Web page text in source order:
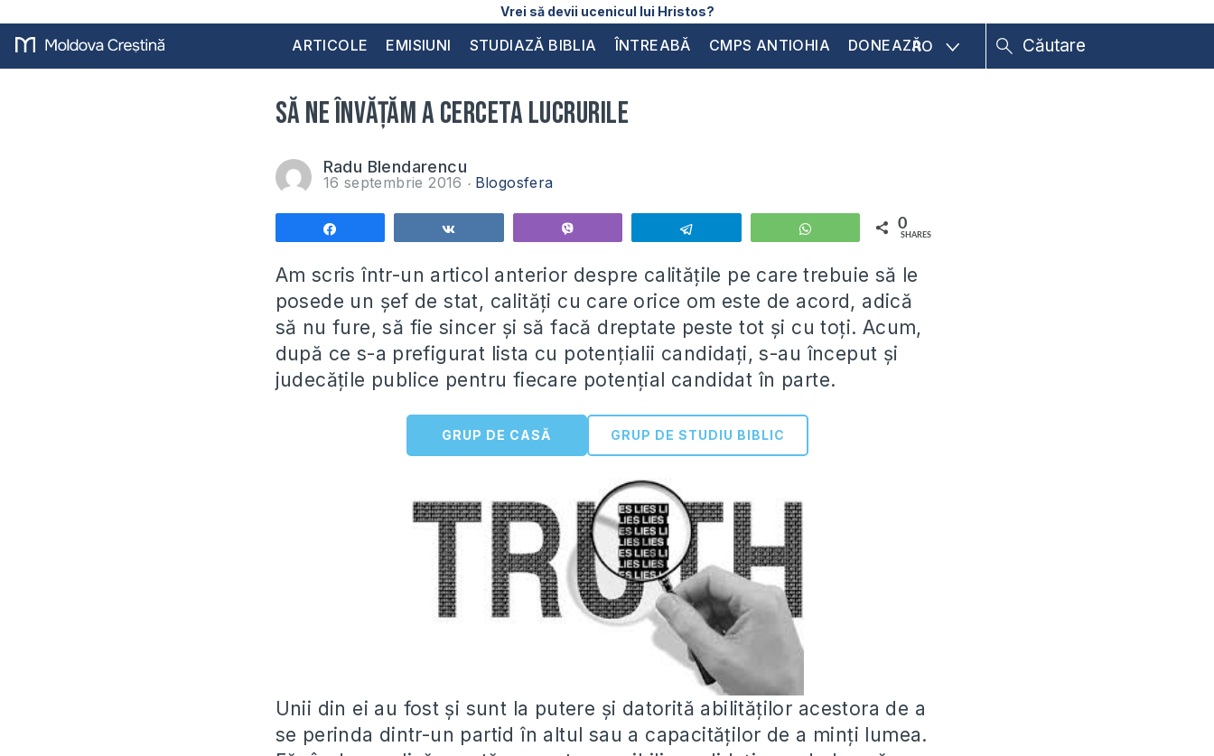
Vrei să devii ucenicul lui Hristos?
ARTICOLE EMISIUNI STUDIAZĂ BIBLIA ÎNTREABĂ CMPS ANTIOHIA DONEAZĂRO
Să ne învățăm a cerceta lucrurile
Radu Blendarencu
16 septembrie 2016 Blogosfera
WhatsApp 0
SHARES
Am scris într-un articol anterior despre calitățile pe care trebuie să le
posede un șef de stat, calități cu care orice om este de acord, adică
să nu fure, să fie sincer și să facă dreptate peste tot și cu toți. Acum,
după ce s-a prefigurat lista cu potențialii candidați, s-au început și
judecățile publice pentru fiecare potențial candidat în parte.
GRUP DE CASĂ GRUP DE STUDIU BIBLIC
Unii din ei au fost și sunt la putere și datorită abilităților acestora de a
se perinda dintr-un partid în altul sau a capacităților de a minți lumea.